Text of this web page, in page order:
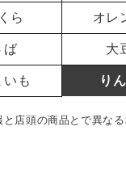
ら オレ
ば 大
いも り
店頭の商品とで異なる